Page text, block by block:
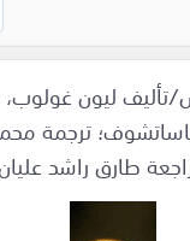
ليون
ترجمة
طارق راشد